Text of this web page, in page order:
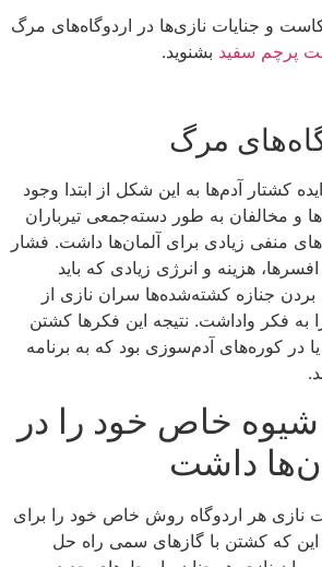
و جنایات نازی‌ها در اردوگاه‌های مرگ
پرچم سفید بشنوید.
مرگ
کشتار آدم‌ها به این شکل از ابتدا وجود
و مخالفان به طور دسته‌جمعی تیرباران
منفی زیادی برای آلمان‌ها داشت. فشار
هزینه و انرژی زیادی که باید
جنازه کشته‌شده‌ها سران نازی از
به فکر واداشت. نتیجه این فکرها کشتن
در کوره‌های آدم‌سوزی بود که به برنامه
شیوه خاص خود را در
داشت
هر اردوگاه روش خاص خود را برای
که کشتن با گازهای سمی راه حل